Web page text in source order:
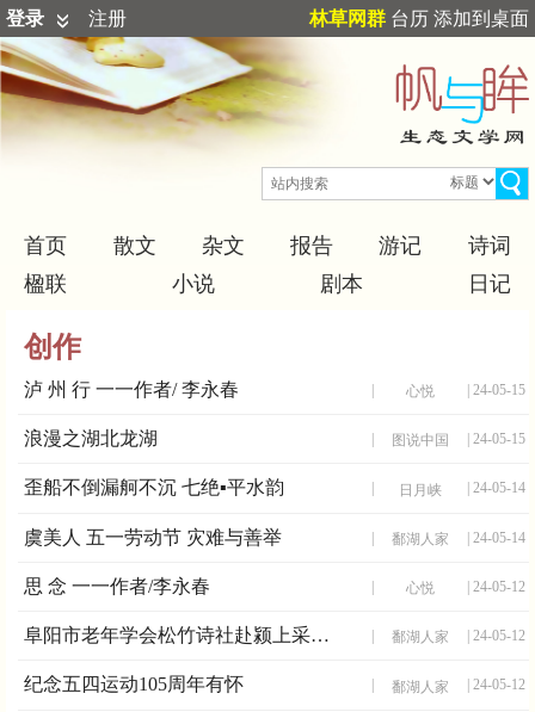
登录 注册 林草网群 台历 添加到桌面
首页 散文 杂文 报告 游记
诗词
楹联
小说 剧本 日记
创作
泸 州 行 一一作者/ 李永春 | 心悦 | 24-05-15
浪漫之湖北龙湖 图说中国 | 24-05-15
歪船不倒漏舸不沉 七绝▪平水韵 日月峡 | 24-05-14
虞美人 五一劳动节 灾难与善举 | 鄱湖人家 | 24-05-14
思 念 一一作者/李永春 | 心悦 | 24-05-12
阜阳市老年学会松竹诗社赴颍上采风行 鄱湖人家 | 24-05-12
纪念五四运动105周年有怀 鄱湖人家 | 24-05-12